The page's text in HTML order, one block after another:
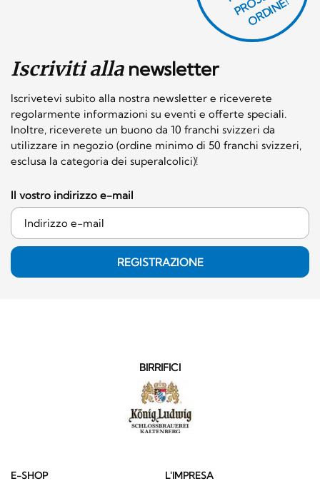
Iscriviti allanewsletter
Iscrivetevi subito alla nostra newsletter e riceverete
regolarmente informazioni su eventi e offerte speciali.
Inoltre, riceverete un buono da 10 franchi svizzeri da
utilizzare in negozio (ordine minimo di 50 franchi svizzeri,
esclusa la categoria dei superalcolici)!
O
E!
Il vostro indirizzo e-mail
REGISTRAZIONE
BIRRIFICI
E-SHOP L'IMPRESA